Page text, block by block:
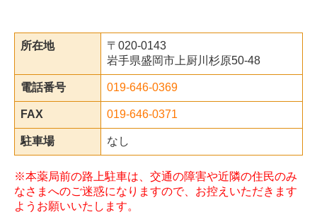
所在地
〒020-0143
岩手県盛岡市上厨川杉原50-48
電話番号 019-646-0369
FAX 019-646-0371
駐車場 なし
※本薬局前の路上駐車は、交通の障害や近隣の住民のみ
なさまへのご迷惑になりますので、お控えいただきます
ようお願いいたします。